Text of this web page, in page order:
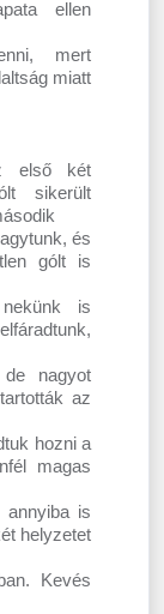
ellen
mert
miatt
első két
sikerült
és
gólt is
is
nagyot
az
hozni a
magas
annyiba is
helyzetet
Kevés